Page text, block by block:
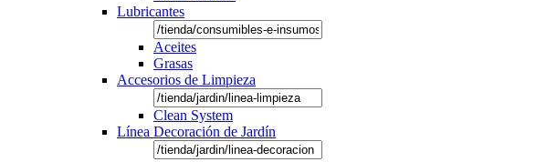
Lubricantes
Aceites
Grasas
Accesorios de Limpieza
Clean System
Línea Decoración de Jardín